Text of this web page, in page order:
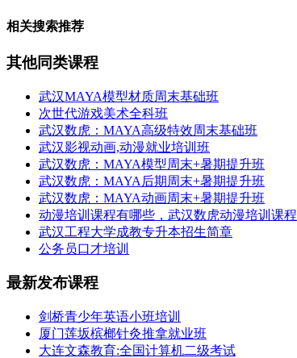
相关搜索推荐
其他同类课程
武汉MAYA模型材质周末基础班
次世代游戏美术全科班
武汉数虎：MAYA高级特效周末基础班
武汉影视动画,动漫就业培训班
武汉数虎：MAYA模型周末+暑期提升班
武汉数虎：MAYA后期周末+暑期提升班
武汉数虎：MAYA动画周末+暑期提升班
动漫培训课程有哪些，武汉数虎动漫培训课程
武汉工程大学成教专升本招生简章
公务员口才培训
最新发布课程
剑桥青少年英语小班培训
厦门莲坂槟榔针灸推拿就业班
大连文森教育:全国计算机二级考试